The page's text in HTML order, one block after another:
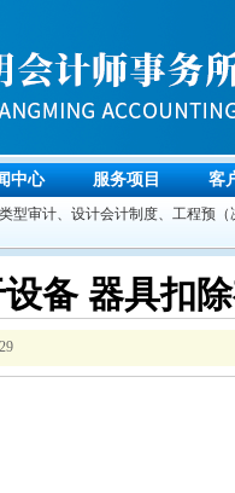
中心 服务项目 客
审计、设计会计制度、工程预（
备 器具扣